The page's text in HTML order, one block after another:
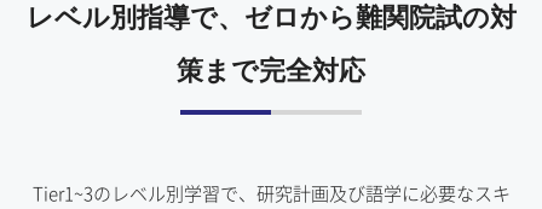
レベル別指導で、ゼロから難関院試の対
策まで完全対応
Tier1~3のレベル別学習で、研究計画及び語学に必要なスキ